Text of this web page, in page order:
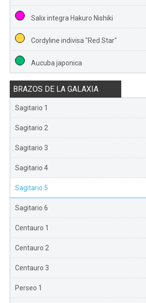
Salix integra Hakuro Nishiki
Cordyline indivisa "Red Star"
Aucuba japonica
BRAZOS DE LA GALAXIA
Sagitario 1
Sagitario 2
Sagitario 3
Sagitario 4
Sagitario 5
Sagitario 6
Centauro 1
Centauro 2
Centauro 3
Perseo 1